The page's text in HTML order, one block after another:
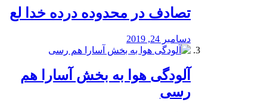
تصادف در محدوده درده خدا لع
دسامبر 24, 2019
آلودگی هوا به بخش آسارا هم
رسی